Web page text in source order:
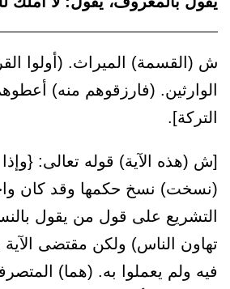
ش (القسمة) الميراث. (أولوا
الوارثين. (فارزقوهم منه)
التركة].
[ش (هذه الآية) قوله تعالى:
(نسخت) نسخ حكمها وقد كان
التشريع على قول من يقول
تهاون الناس) ولكن مقتضى الآية
فيه ولم يعملوا به. (هما)